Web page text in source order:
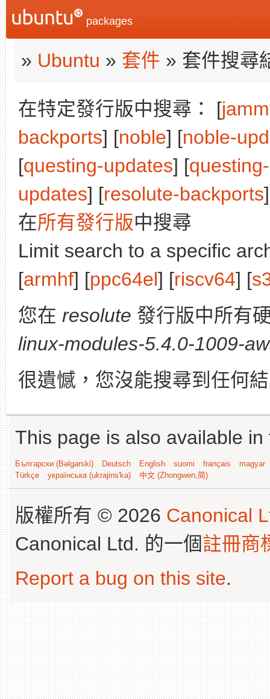
packages
» Ubuntu » 套件 » 套件搜尋
在特定發行版中搜尋： [
backports] [noble] [noble-
[questing-updates] [
updates] [resolute-backports
在所有發行版中搜尋
Limit search to a specific
[armhf] [ppc64el] [riscv64] [
您在 resolute 發行版中所有
linux-modules-5.4.0-1009-
很遺憾，您沒能搜尋到任何
This page is also available
Български (Bəlgarski) Deutsch English suomi français
magyar
Türkçe
українська (ukrajins'ka) 中文 (Zhongwen,简)
版權所有 © 2026 Canonical
Canonical Ltd. 的一個註冊商
Report a bug on this site.